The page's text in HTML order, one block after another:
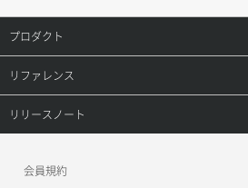
メンバー更新
メンバー詳細取得
メンバー追加
オブジェクト複製
オブジェクト詳細取得
コンテナ一覧取得
コンテナ作成
コンテナ削除
レコード更新
レコード詳細取得
プロダクト
プロダクトトップ
ConoHa VPS(Ver.3.0)
ConoHa for GAME
リファレンス
リファレンストップ
リリースノート
会員規約